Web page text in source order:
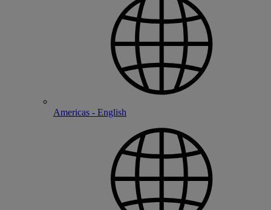
Americas - English